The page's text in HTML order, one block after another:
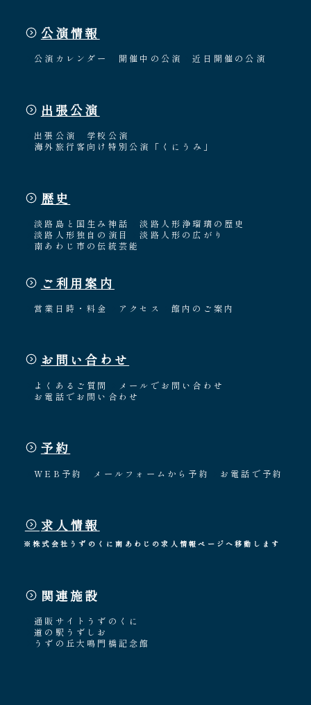
公演情報
公演カレンダー 開催中の公演 近日開催の公演
出張公演
出張公演
学校公演
海外旅行客向け特別公演「くにうみ」
歴史
淡路島と国生み神話
淡路人形浄瑠璃の歴史
淡路人形独自の演目
淡路人形の広がり
南あわじ市の伝統芸能
ご利用案内
営業日時・料金 アクセス 館内のご案内
お問い合わせ
よくあるご質問
メールでお問い合わせ
お電話でお問い合わせ
予約
WEB予約 メールフォームから予約 お電話で予約
求人情報
※株式会社うずのくに南あわじの求人情報ページへ移動します
関連施設
通販サイトうずのくに
道の駅うずしお
うずの丘大鳴門橋記念館